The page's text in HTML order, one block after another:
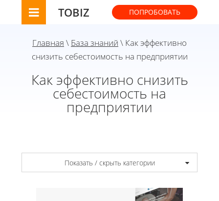
TOBIZ ПОПРОБОВАТЬ
Главная \ База знаний \ Как эффективно
снизить себестоимость на предприятии
Как эффективно снизить
себестоимость на
предприятии
Показать / скрыть категории